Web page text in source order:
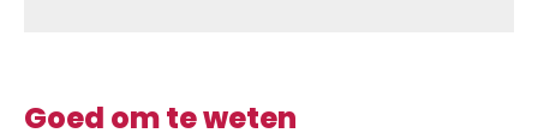
Goed om te weten